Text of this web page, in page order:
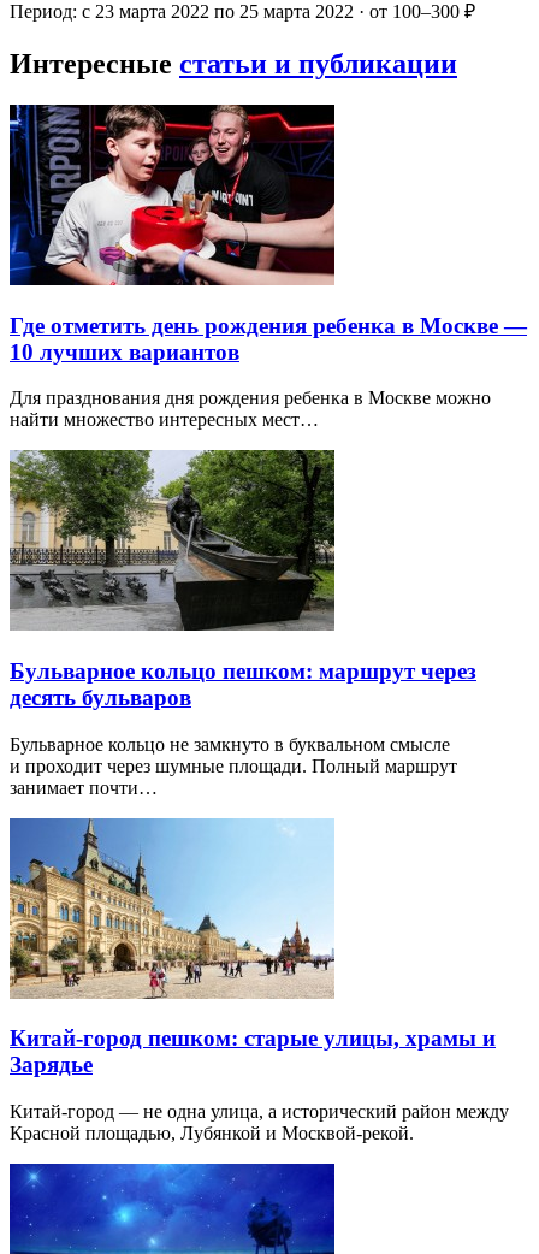
Период: с 23 марта 2022 по 25 марта 2022 · от 100–300 ₽
Интересные статьи и публикации
Где отметить день рождения ребенка в Москве —
10 лучших вариантов
Для празднования дня рождения ребенка в Москве можно
найти множество интересных мест…
Бульварное кольцо пешком: маршрут через
десять бульваров
Бульварное кольцо не замкнуто в буквальном смысле
и проходит через шумные площади. Полный маршрут
занимает почти…
Китай-город пешком: старые улицы, храмы и
Зарядье
Китай-город — не одна улица, а исторический район между
Красной площадью, Лубянкой и Москвой-рекой.